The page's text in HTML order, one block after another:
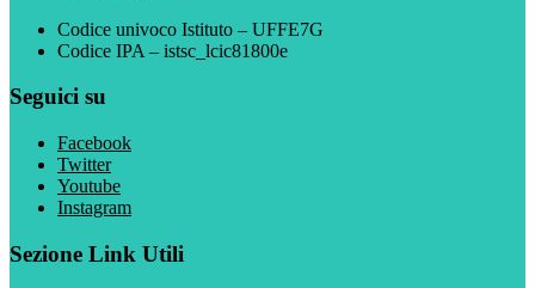
Codice univoco Istituto – UFFE7G
Codice IPA – istsc_lcic81800e
Seguici su
Facebook
Twitter
Youtube
Instagram
Sezione Link Utili